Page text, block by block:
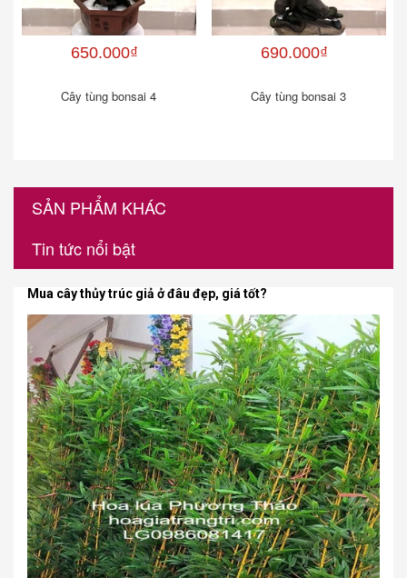
650.000₫
Cây tùng bonsai 4
690.000₫
Cây tùng bonsai 3
SẢN PHẨM KHÁC
Tin tức nổi bật
Mua cây thủy trúc giả ở đâu đẹp, giá tốt?